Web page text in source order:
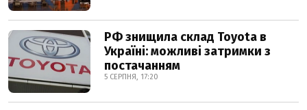
РФ знищила склад Toyota в
Україні: можливі затримки з
постачанням
5 СЕРПНЯ, 17:20